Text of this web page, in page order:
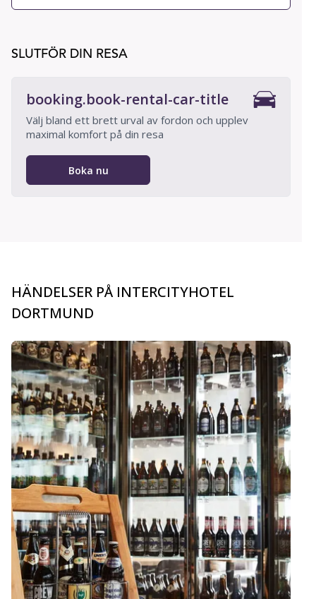
SLUTFÖR DIN RESA
booking.book-rental-car-title
Välj bland ett brett urval av fordon och upplev
maximal komfort på din resa
Boka nu
HÄNDELSER PÅ INTERCITYHOTEL
DORTMUND
carousel.aria_current_slide